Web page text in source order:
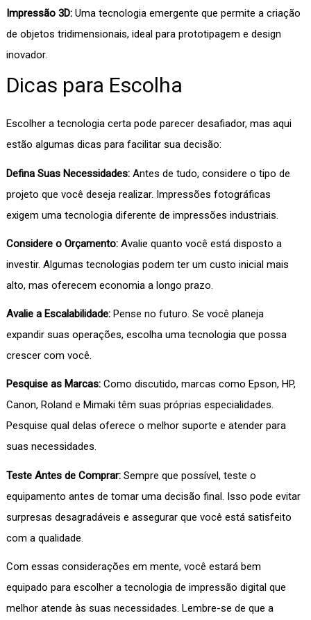
Impressão 3D:Uma tecnologia emergente que permite a criação
de objetos tridimensionais, ideal para prototipagem e design
inovador.
Dicas para Escolha
Escolher a tecnologia certa pode parecer desafiador, mas aqui
estão algumas dicas para facilitar sua decisão:
Defina Suas Necessidades: Antes de tudo, considere o tipo de
projeto que você deseja realizar. Impressões fotográficas
exigem uma tecnologia diferente de impressões industriais.
Considere o Orçamento:Avalie quanto você está disposto a
investir. Algumas tecnologias podem ter um custo inicial mais
alto, mas oferecem economia a longo prazo.
Avalie a Escalabilidade:Pense no futuro. Se você planeja
expandir suas operações, escolha uma tecnologia que possa
crescer com você.
Pesquise as Marcas: Como discutido, marcas como Epson, HP,
Canon, Roland e Mimaki têm suas próprias especialidades.
Pesquise qual delas oferece o melhor suporte e atender para
suas necessidades.
Teste Antes de Comprar:Sempre que possível, teste o
equipamento antes de tomar uma decisão final. Isso pode evitar
surpresas desagradáveis e assegurar que você está satisfeito
com a qualidade.
Com essas considerações em mente, você estará bem
equipado para escolher a tecnologia de impressão digital que
melhor atende às suas necessidades. Lembre-se de que a